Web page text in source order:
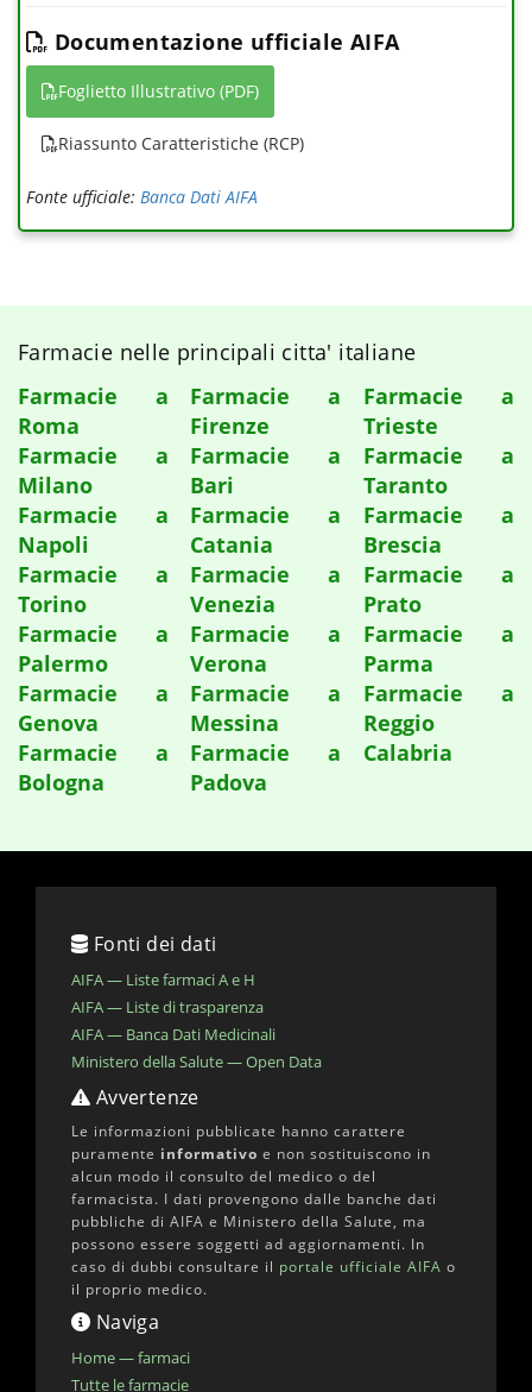
Documentazione ufficiale AIFA
Foglietto Illustrativo (PDF)
Riassunto Caratteristiche (RCP)
Fonte ufficiale: Banca Dati AIFA
Farmacie nelle principali citta' italiane
Farmacie a
Roma
Farmacie a
Milano
Farmacie a
Napoli
Farmacie a
Torino
Farmacie a
Palermo
Farmacie a
Genova
Farmacie a
Bologna
Farmacie a
Firenze
Farmacie a
Bari
Farmacie a
Catania
Farmacie a
Venezia
Farmacie a
Verona
Farmacie a
Messina
Farmacie a
Padova
Farmacie a
Trieste
Farmacie a
Taranto
Farmacie a
Brescia
Farmacie a
Prato
Farmacie a
Parma
Farmacie a
Reggio
Calabria
Fonti dei dati
AIFA — Liste farmaci A e H
AIFA — Liste di trasparenza
AIFA — Banca Dati Medicinali
Ministero della Salute — Open Data
Avvertenze
Le informazioni pubblicate hanno carattere
puramente informativo e non sostituiscono in
alcun modo il consulto del medico o del
farmacista. I dati provengono dalle banche dati
pubbliche di AIFA e Ministero della Salute, ma
possono essere soggetti ad aggiornamenti. In
caso di dubbi consultare il portale ufficiale AIFA o
il proprio medico.
Naviga
Home — farmaci
Tutte le farmacie